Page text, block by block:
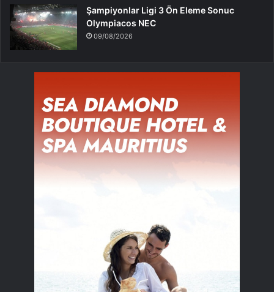
Şampiyonlar Ligi 3 Ön Eleme Sonuc
Olympiacos NEC
09/08/2026